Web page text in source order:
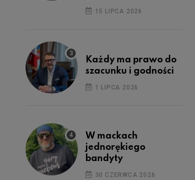
15 LIPCA 2026
Każdy ma prawo do
szacunku i godności
1 LIPCA 2026
W mackach
jednorękiego
bandyty
30 CZERWCA 2026